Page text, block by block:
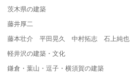
茨木県の建築
藤井厚二
藤本壮介 平田晃久 中村拓志 石上純也
軽井沢の建築・文化
鎌倉・葉山・逗子・横須賀の建築